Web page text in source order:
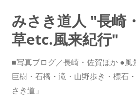
みさき道人 "長崎
草etc.風来紀行"
■写真ブログ／長崎・佐賀ほか ●風
巨樹・石橋・滝・山野歩き・標石
さき道」